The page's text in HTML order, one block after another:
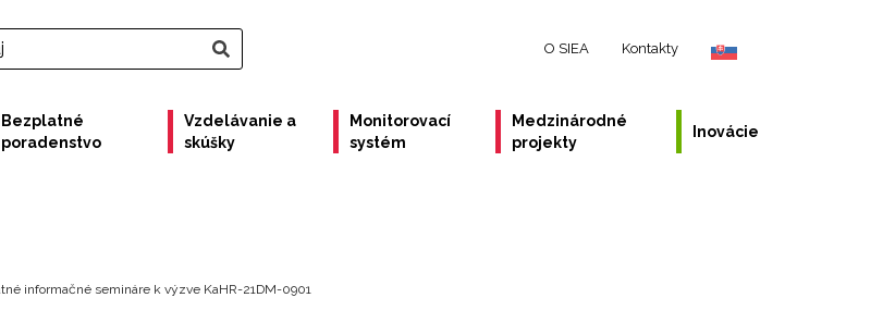
O SIEA Kontakty
Bezplatné
poradenstvo
Vzdelávanie a
skúšky
Monitorovací
systém
Medzinárodné
projekty
Inovácie
informačné semináre k výzve KaHR-21DM-0901